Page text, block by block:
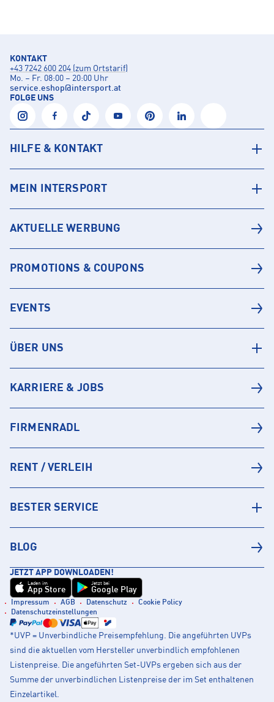
KONTAKT
+43 7242 600 204 (zum Ortstarif)
Mo. – Fr. 08:00 – 20:00 Uhr
service.eshop@intersport.at
FOLGE UNS
HILFE & KONTAKT
MEIN INTERSPORT
AKTUELLE WERBUNG
PROMOTIONS & COUPONS
EVENTS
ÜBER UNS
KARRIERE & JOBS
FIRMENRADL
RENT / VERLEIH
BESTER SERVICE
BLOG
JETZT APP DOWNLOADEN!
Laden im
App Store
Jetzt bei
Google Play
Impressum AGB Datenschutz
Cookie Policy
Datenschutzeinstellungen
*UVP = Unverbindliche Preisempfehlung. Die angeführten UVPs
sind die aktuellen vom Hersteller unverbindlich empfohlenen
Listenpreise. Die angeführten Set-UVPs ergeben sich aus der
Summe der unverbindlichen Listenpreise der im Set enthaltenen
Einzelartikel.